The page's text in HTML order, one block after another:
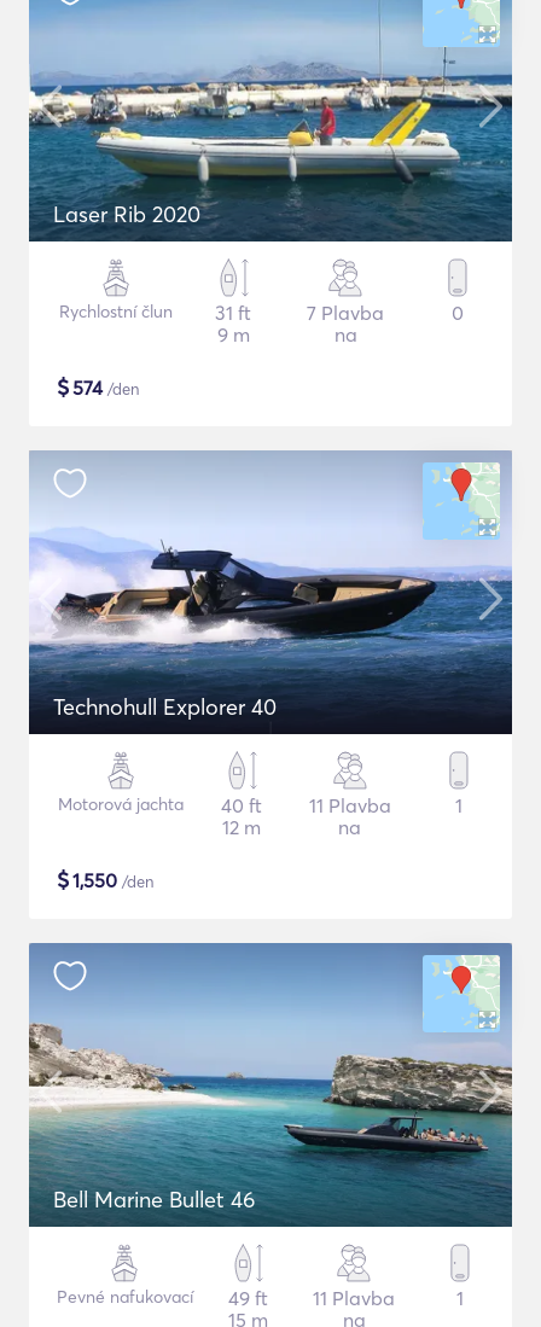
Laser Rib 2020
Rychlostní člun
31 ft
9 m
7 Plavba
na
0
$574/den
Technohull Explorer 40
Motorová jachta
40 ft
12 m
11 Plavba
na
1
$1,550 /den
Bell Marine Bullet 46
Pevné nafukovací
49 ft
15 m
11 Plavba
na
1